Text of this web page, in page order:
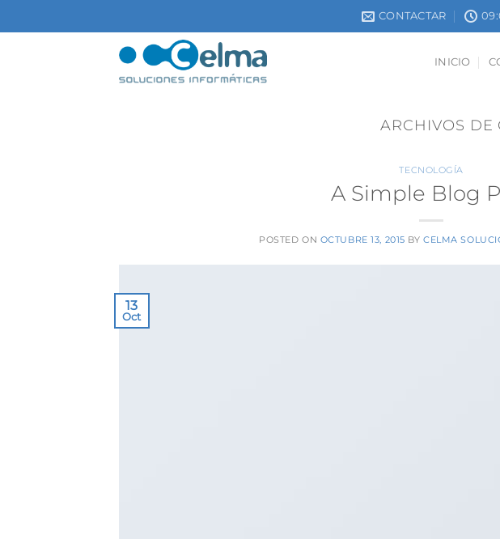
al
CONTACTAR
INICIO
ARCHIVOS DE
TECNOLOGÍA
A Simple Blog
POSTED ON OCTUBRE 13, 2015 BYCELMA
13
Oct